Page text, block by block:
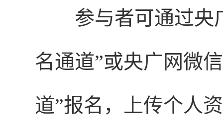
参与者可通过央
名通道”或央广网微
道”报名，上传个人